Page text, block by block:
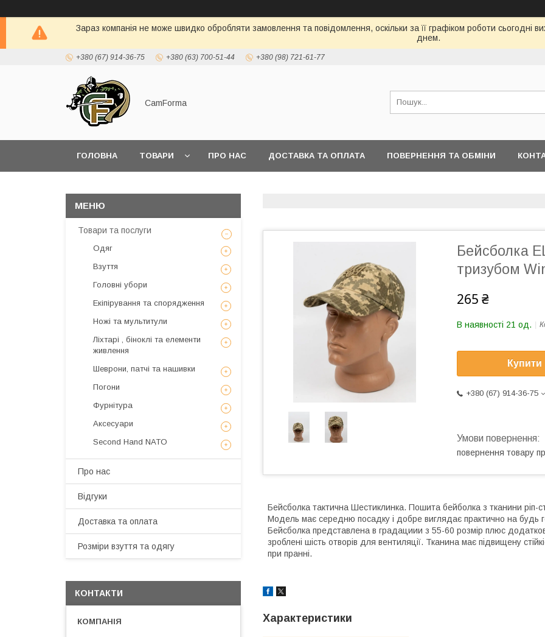
Зараз компанія не може швидко обробляти замовлення та повідомлення, оскільки за її графіком роботи
днем.
+380 (67) 914-36-75 +380 (63) 700-51-44 +380 (98) 721-61-77
CamForma
ГОЛОВНА ТОВАРИ ПРО НАС ДОСТАВКА ТА ОПЛАТА ПОВЕРНЕННЯ ТА ОБМІНИ
Бейсболка
тризубом
265 ₴
В наявності 21 од.
Купити
+380 (67) 914-36-75
повернення товару
Бейсболка тактична Шестиклинка. Пошита бейболка з тканини ріп-
Модель має середню посадку і добре виглядає практично на будь
Бейсболка представлена в градациии з 55-60 розмір плюс
зроблені шість отворів для вентиляції. Тканина має підвищену
при пранні.
Характеристики
Товари та послуги
Одяг
Взуття
Головні убори
Екіпірування та спорядження
Ножі та мультитули
Ліхтарі , біноклі та елементи
живлення
Шеврони, патчі та нашивки
Погони
Фурнітура
Аксесуари
Second Hand NATO
Про нас
Відгуки
Доставка та оплата
Розміри взуття та одягу
КОНТАКТИ